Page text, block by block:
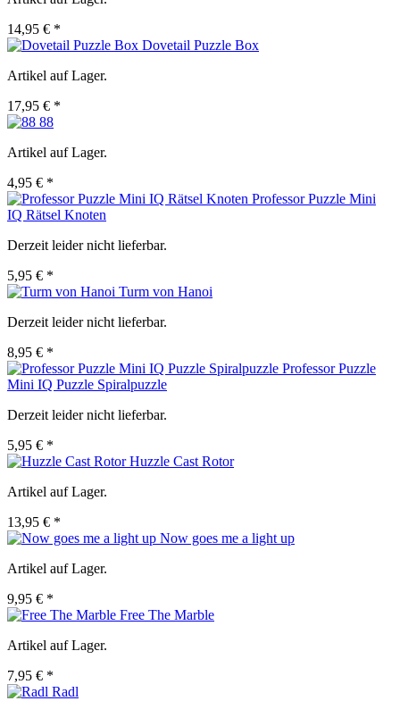
14,95 € *
Dovetail Puzzle Box
Artikel auf Lager.
17,95 € *
88
Artikel auf Lager.
4,95 € *
Professor Puzzle Mini
IQ Rätsel Knoten
Derzeit leider nicht lieferbar.
5,95 € *
Turm von Hanoi
Derzeit leider nicht lieferbar.
8,95 € *
Professor Puzzle
Mini IQ Puzzle Spiralpuzzle
Derzeit leider nicht lieferbar.
5,95 € *
Huzzle Cast Rotor
Artikel auf Lager.
13,95 € *
Now goes me a light up
Artikel auf Lager.
9,95 € *
Free The Marble
Artikel auf Lager.
7,95 € *
Radl